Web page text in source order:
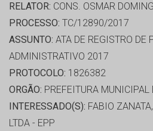
RELATOR: CONS. OSMAR
PROCESSO: TC/12890/2017
ASSUNTO: ATA DE REGISTRO DE
ADMINISTRATIVO 2017
PROTOCOLO: 1826382
ORGÃO: PREFEITURA
INTERESSADO(S): FABIO
LTDA - EPP